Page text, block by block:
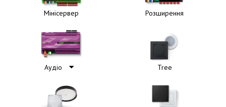
Мінісервер Розширення
Аудіо Tree